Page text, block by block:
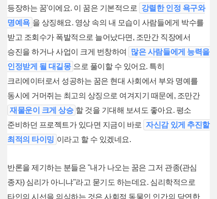
등장하는 꿈'이에요. 이 꿈은 기본적으로 강렬한 인정 욕구와
명예욕 을 상징해요. 영상 속의 내 모습이 사람들에게 박수를
받고 조회수가 폭발적으로 늘어났다면, 조만간 직장에서
승진을 하거나 사업이 크게 번창하여
많은 사람들에게 능력을
인정받게 될 대길몽 으로 풀이할 수 있어요. 특히
크리에이터로서 성공하는 꿈은 현대 사회에서 부와 명예를
동시에 거머쥐는 최고의 상징으로 여겨지기 때문에, 조만간
재물운이 크게 상승 할 것을 기대해 보셔도 좋아요. 평소
준비하던 프로젝트가 있다면 지금이 바로 자신감 있게 추진할
최적의 타이밍 이라고 할 수 있겠네요.
반론을 제기하는 분들은 "내가 나오는 꿈은 그저 관종(관심
종자) 심리가 아니냐"라고 묻기도 하는데요. 심리학적으로
타인의 시선을 의식하는 것은 사회적 동물인 인간의 당연한